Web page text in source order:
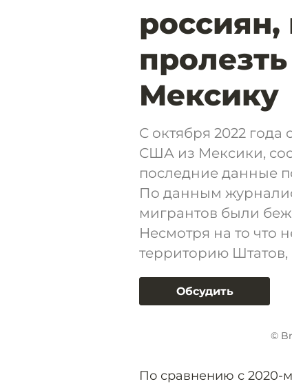
Мексику
С октября 2022 года
США из Мексики,
последние данные
По данным
мигрантов были
Несмотря на то что
территорию
Обсудить
©
По сравнению с 2020-